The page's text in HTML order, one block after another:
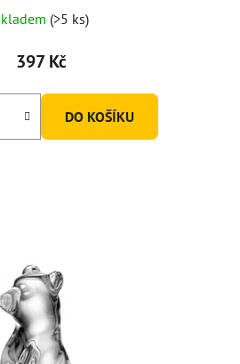
(>5 ks)
397 Kč
DO KOŠÍKU